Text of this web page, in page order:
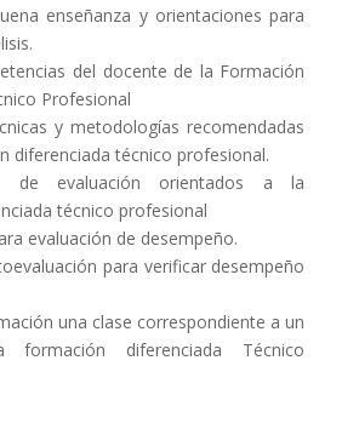
enseñanza y orientaciones para
del docente de la Formación
Profesional
y metodologías recomendadas
diferenciada técnico profesional.
de evaluación orientados a la
técnico profesional
evaluación de desempeño.
para verificar desempeño
una clase correspondiente a un
diferenciada Técnico